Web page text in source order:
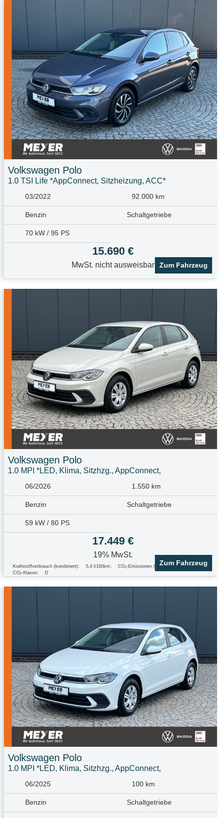
Volkswagen Polo
1.0 TSI Life *AppConnect, Sitzheizung, ACC*
03/2022 92.000 km
Benzin Schaltgetriebe
70 kW / 95 PS
15.690 €
MwSt. nicht ausweisbar Zum Fahrzeug
Volkswagen Polo
1.0 MPI *LED, Klima, Sitzhzg., AppConnect,
06/2026 1.550 km
Benzin Schaltgetriebe
59 kW / 80 PS
17.449 €
19% MwSt.
Kraftstoffverbrauch (kombiniert): 5,4 l/100km; CO2-Emissionen (kombiniert): 123.0 g/km
CO2-Klasse: D
Zum Fahrzeug
Volkswagen Polo
1.0 MPI *LED, Klima, Sitzhzg., AppConnect,
06/2025 100 km
Benzin Schaltgetriebe